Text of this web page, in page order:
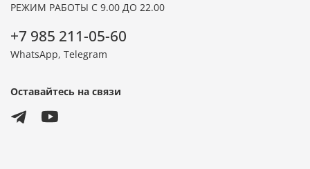
РЕЖИМ РАБОТЫ С 9.00 ДО 22.00
+7 985 211-05-60
WhatsApp, Telegram
Оставайтесь на связи